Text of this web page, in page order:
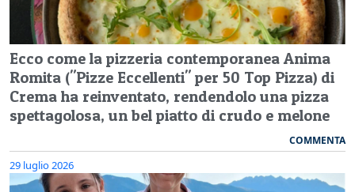
Ecco come la pizzeria contemporanea Anima
Romita ("Pizze Eccellenti" per 50 Top Pizza) di
Crema ha reinventato, rendendolo una pizza
spettagolosa, un bel piatto di crudo e melone
COMMENTA
29 luglio 2026